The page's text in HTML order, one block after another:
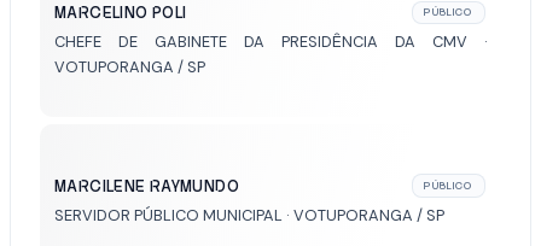
MARCELINO POLI PÚBLICO
CHEFE DE GABINETE DA PRESIDÊNCIA DA CMV ·
VOTUPORANGA / SP
MARCILENE RAYMUNDO PÚBLICO
SERVIDOR PÚBLICO MUNICIPAL · VOTUPORANGA / SP